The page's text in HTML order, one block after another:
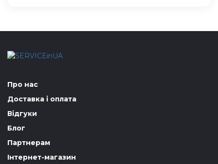
Про нас
Доставка і оплата
Відгуки
Блог
Партнерам
Інтернет-магазин